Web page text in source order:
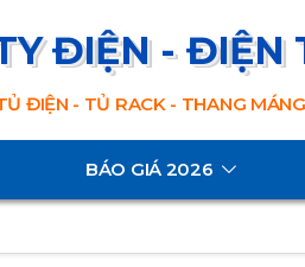
ĐIỆN - ĐIỆN
ĐIỆN - TỦ RACK - THANG
BÁO GIÁ 2026